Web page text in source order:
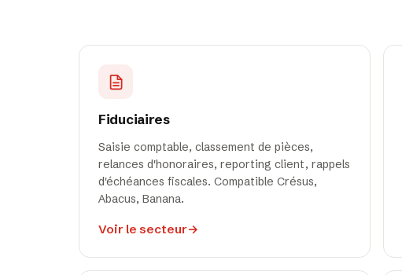
Fiduciaires
Saisie comptable, classement de pièces,
relances d'honoraires, reporting client, rappels
d'échéances fiscales. Compatible Crésus,
Abacus, Banana.
Voir le secteur→